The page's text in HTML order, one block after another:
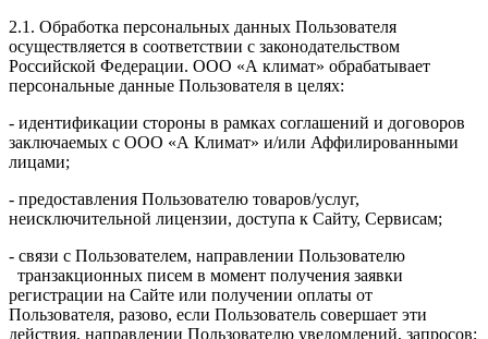
2.1. Обработка персональных данных Пользователя
осуществляется в соответствии с законодательством
Российской Федерации. ООО «А климат» обрабатывает
персональные данные Пользователя в целях:
- идентификации стороны в рамках соглашений и договоров
заключаемых с ООО «А Климат» и/или Аффилированными
лицами;
- предоставления Пользователю товаров/услуг,
неисключительной лицензии, доступа к Сайту, Сервисам;
- связи с Пользователем, направлении Пользователю
транзакционных писем в момент получения заявки
регистрации на Сайте или получении оплаты от
Пользователя, разово, если Пользователь совершает эти
действия, направлении Пользователю уведомлений, запросов;